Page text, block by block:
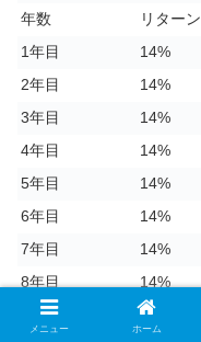
年数
リターン
1年目
14%
2年目
14%
3年目
14%
4年目
14%
5年目
14%
6年目
14%
7年目
14%
8年目
14%
9年目
14%
メニュー ホーム